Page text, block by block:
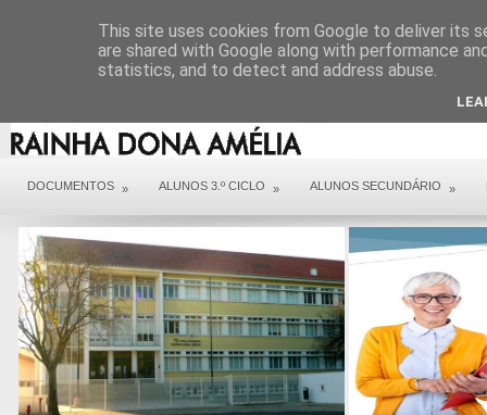
DOCUMENTOS » ALUNOS 3.º CICLO » ALUNOS SECUNDÁRIO »
This site uses cookies from Google to deliver its
are shared with Google along with performance
statistics, and to detect and address abuse.